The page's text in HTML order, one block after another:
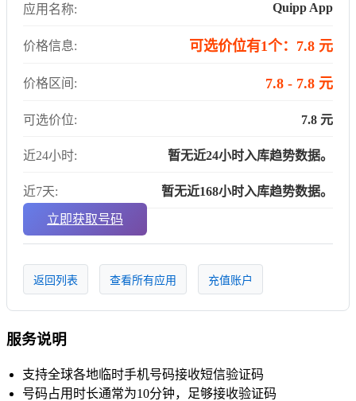
应用名称: Quipp App
价格信息: 可选价位有1个：7.8 元
价格区间: 7.8 - 7.8 元
可选价位: 7.8 元
近24小时: 暂无近24小时入库趋势数据。
近7天: 暂无近168小时入库趋势数据。
立即获取号码
返回列表 查看所有应用 充值账户
服务说明
支持全球各地临时手机号码接收短信验证码
号码占用时长通常为10分钟，足够接收验证码